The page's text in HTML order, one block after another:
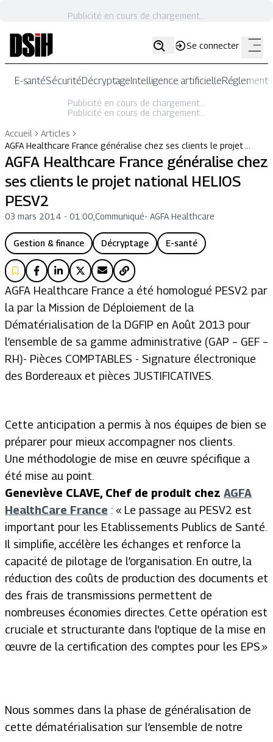
Publicité en cours de chargement...
Se connecter
E-santéSécuritéDécryptageIntelligence artificielle
Publicité en cours de chargement...
Publicité en cours de chargement...
Accueil
Articles
AGFA Healthcare France généralise chez ses clients le projet …
AGFA Healthcare France généralise chez
ses clients le projet national HELIOS
PESV2
03 mars 2014 - 01:00 Communiqué- AGFA Healthcare
Gestion & finance Décryptage E-santé
AGFA Healthcare France a été homologué PESV2 par
la par la Mission de Déploiement de la
Dématérialisation de la DGFIP en Août 2013 pour
l’ensemble de sa gamme administrative (GAP – GEF –
RH)- Pièces COMPTABLES - Signature électronique
des Bordereaux et pièces JUSTIFICATIVES.
Cette anticipation a permis à nos équipes de bien se
préparer pour mieux accompagner nos clients.
Une méthodologie de mise en œuvre spécifique a
été mise au point.
Geneviève CLAVE, Chef de produit chez AGFA
HealthCare France : « Le passage au PESV2 est
important pour les Etablissements Publics de Santé.
Il simplifie, accélère les échanges et renforce la
capacité de pilotage de l’organisation. En outre, la
réduction des coûts de production des documents et
des frais de transmissions permettent de
nombreuses économies directes. Cette opération est
cruciale et structurante dans l'optique de la mise en
œuvre de la certification des comptes pour les EPS.»
Nous sommes dans la phase de généralisation de
cette dématérialisation sur l’ensemble de notre